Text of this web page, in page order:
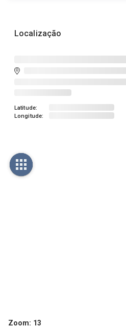
Localização
Latitude:
Longitude:
Zoom: 13